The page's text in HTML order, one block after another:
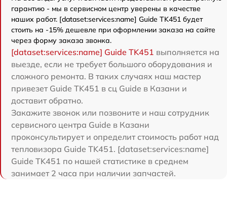
гарантию - мы в сервисном центр уверены в качестве
наших работ. [dataset:services:name] Guide TK451 будет
стоить на -15% дешевле при оформлении заказа на сайте
через форму заказа звонка.
[dataset:services:name] Guide TK451 выполняется на
выезде, если не требует большого оборудования и
сложного ремонта. В таких случаях наш мастер
привезет Guide TK451 в сц Guide в Казани и
доставит обратно.
Закажите звонок или позвоните и наш сотрудник
сервисного центра Guide в Казани
проконсультирует и определит стоимость работ над
тепловизора Guide TK451. [dataset:services:name]
Guide TK451 по нашей статистике в среднем
занимает 2 часа при наличии запчастей.